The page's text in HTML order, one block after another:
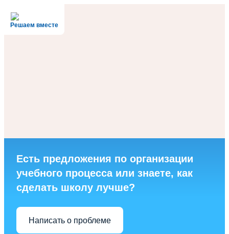
Решаем вместе
Есть предложения по организации
учебного процесса или знаете, как
сделать школу лучше?
Написать о проблеме